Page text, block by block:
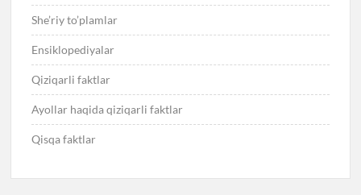
She’riy to’plamlar
Ensiklopediyalar
Qiziqarli faktlar
Ayollar haqida qiziqarli faktlar
Qisqa faktlar